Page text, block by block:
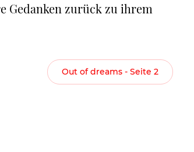
Gedanken zurück zu ihrem
Out of dreams - Seite 2